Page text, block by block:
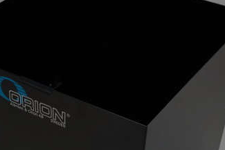
Smörj & Utsug